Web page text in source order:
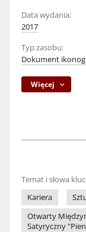
Data wydania:
2017
Typ zasobu:
Dokument
Więcej
Temat i słowa
Kariera
Otwarty
Satyryczny